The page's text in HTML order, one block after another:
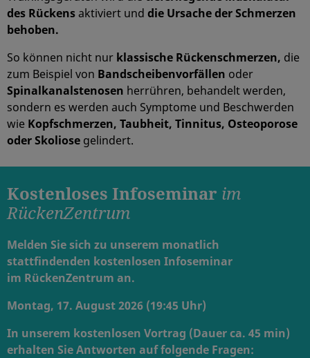
des Rückensaktiviert und die Ursache der Schmerzen
behoben.
So können nicht nur klassische Rückenschmerzen, die
zum Beispiel von Bandscheibenvorfällen oder
Spinalkanalstenosen herrühren, behandelt werden,
sondern es werden auch Symptome und Beschwerden
wie Kopfschmerzen, Taubheit, Tinnitus, Osteoporose
oder Skoliose gelindert.
Kostenloses Infoseminar im
RückenZentrum
Melden Sie sich zu unserem monatlich
stattfindenden kostenlosen Infoseminar
im RückenZentrum an.
Montag, 17. August 2026 (19:45 Uhr)
In unserem kostenlosen Vortrag (Dauer ca. 45 min)
erhalten Sie Antworten auf folgende Fragen: